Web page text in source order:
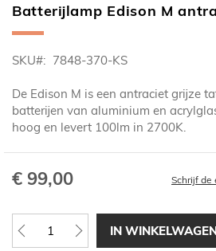
Ga
naar
begin
de
afbeeldingen-
gallerij
Batterijlamp Edison M
SKU 7848-370-KS
De Edison M is een antraciet grijze
batterijen van aluminium en
hoog en levert 100lm in 2700K.
€ 99,00 Schrijf de
IN